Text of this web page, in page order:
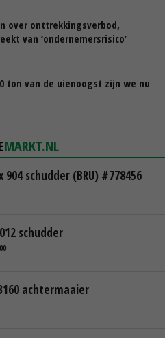
over onttrekkingsverbod,
van ‘ondernemersrisico’
ton van de uienoogst zijn we nu
MARKT.NL
904 schudder (BRU) #778456
schudder
achtermaaier